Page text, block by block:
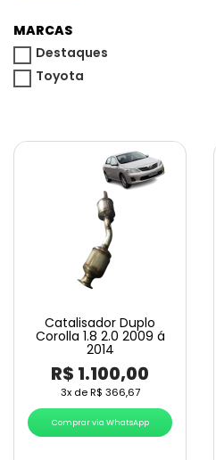
MARCAS
Destaques
Toyota
Catalisador Duplo
Corolla 1.8 2.0 2009 á
2014
R$ 1.100,00
3x deR$ 366,67
Comprar via WhatsApp